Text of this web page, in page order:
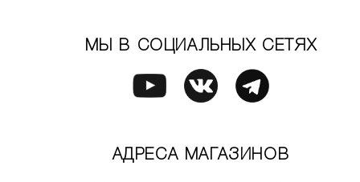
МЫ В СОЦИАЛЬНЫХ СЕТЯХ
АДРЕСА МАГАЗИНОВ